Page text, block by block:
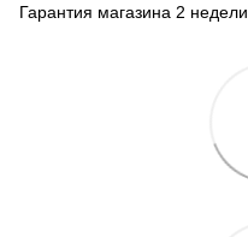
Гарантия магазина 2 недели